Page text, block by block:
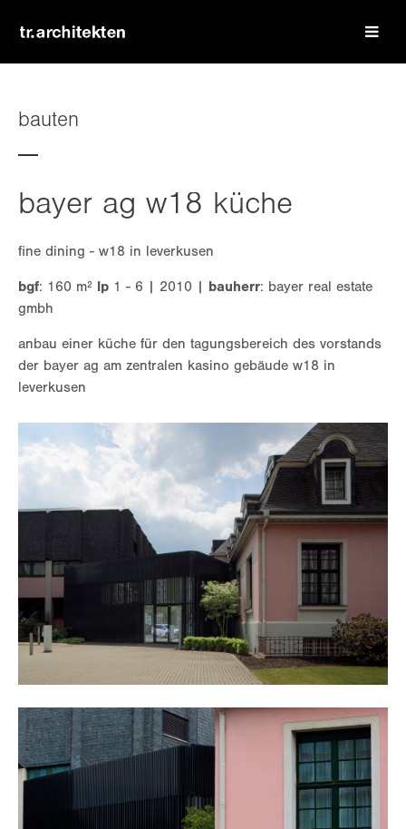
passwort
lost your password?
support
lorem ipsum dolor sit amet:
24h / 365days
we offer support for our customers
mon - fri 8:00am - 5:00pm(gmt +1)
get in touch
cybersteel inc.
376-293 city road, suite 600
san francisco, ca 94102
have any questions?
+44 1234 567 890
info@yourdomain.com
bauten
bayer ag w18 küche
fine dining - w18 in leverkusen
bgf: 160 m² lp 1 - 6 | 2010 | bauherr: bayer real estate
gmbh
anbau einer küche für den tagungsbereich des vorstands
der bayer ag am zentralen kasino gebäude w18 in
leverkusen